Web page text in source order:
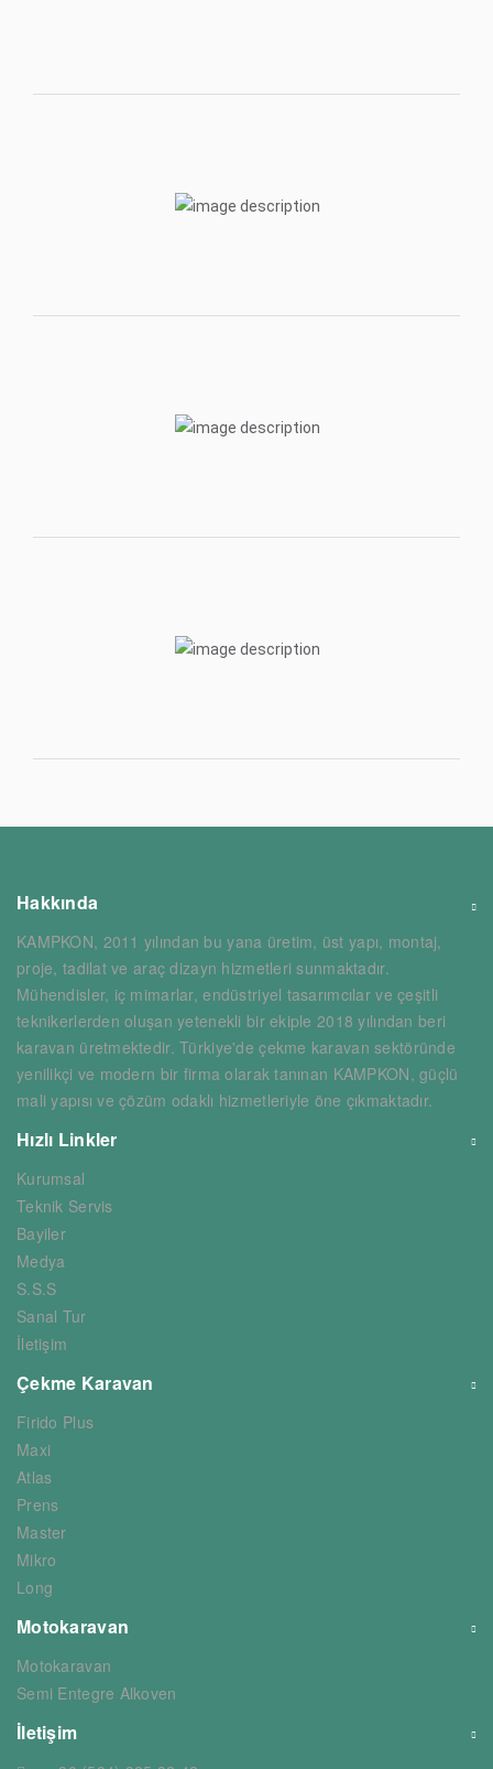
Hakkında
KAMPKON, 2011 yılından bu yana üretim, üst yapı, montaj,
proje, tadilat ve araç dizayn hizmetleri sunmaktadır.
Mühendisler, iç mimarlar, endüstriyel tasarımcılar ve çeşitli
teknikerlerden oluşan yetenekli bir ekiple 2018 yılından beri
karavan üretmektedir. Türkiye'de çekme karavan sektöründe
yenilikçi ve modern bir firma olarak tanınan KAMPKON, güçlü
mali yapısı ve çözüm odaklı hizmetleriyle öne çıkmaktadır.
Hızlı Linkler
Kurumsal
Teknik Servis
Bayiler
Medya
S.S.S
Sanal Tur
İletişim
Çekme Karavan
Firido Plus
Maxi
Atlas
Prens
Master
Mikro
Long
Motokaravan
Motokaravan
Semi Entegre Alkoven
İletişim